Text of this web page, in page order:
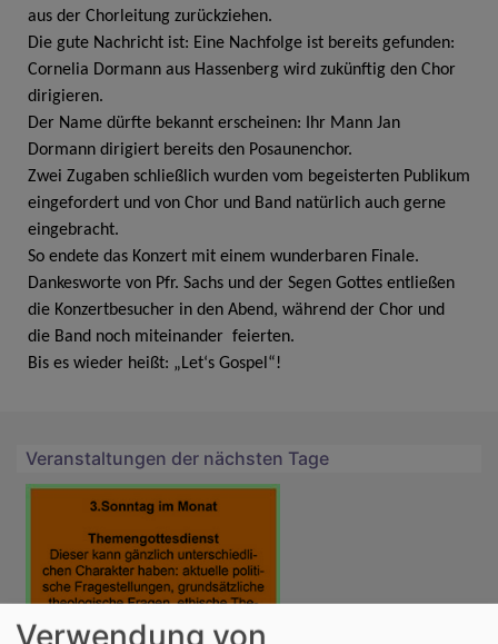
aus der Chorleitung zurückziehen.
Die gute Nachricht ist: Eine Nachfolge ist bereits gefunden:
Cornelia Dormann aus Hassenberg wird zukünftig den Chor
dirigieren.
Der Name dürfte bekannt erscheinen: Ihr Mann Jan
Dormann dirigiert bereits den Posaunenchor.
Zwei Zugaben schließlich wurden vom begeisterten Publikum
eingefordert und von Chor und Band natürlich auch gerne
eingebracht.
So endete das Konzert mit einem wunderbaren Finale.
Dankesworte von Pfr. Sachs und der Segen Gottes entließen
die Konzertbesucher in den Abend, während der Chor und
die Band noch miteinander feierten.
Bis es wieder heißt: „Let‘s Gospel“!
Veranstaltungen der nächsten Tage
Verwendung von